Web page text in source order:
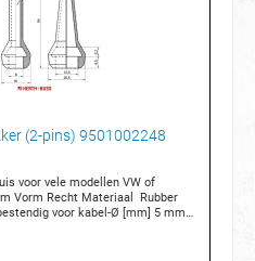
(2-pins) 9501002248
voor vele modellen VW of